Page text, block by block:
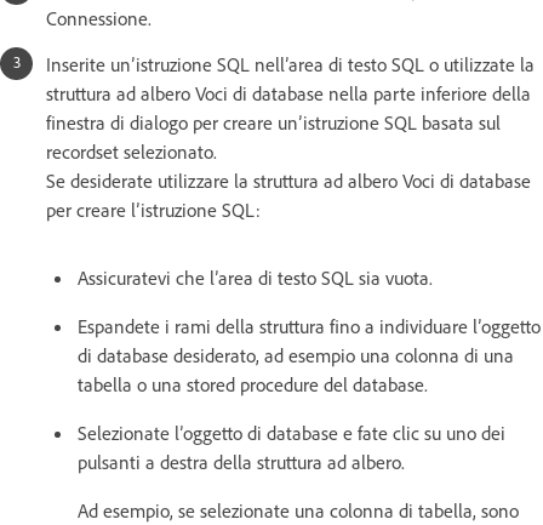
Connessione.
Inserite un’istruzione SQL nell’area di testo SQL o utilizzate la
struttura ad albero Voci di database nella parte inferiore della
finestra di dialogo per creare un’istruzione SQL basata sul
recordset selezionato.
Se desiderate utilizzare la struttura ad albero Voci di database
per creare l’istruzione SQL:
Assicuratevi che l’area di testo SQL sia vuota.
Espandete i rami della struttura fino a individuare l’oggetto
di database desiderato, ad esempio una colonna di una
tabella o una stored procedure del database.
Selezionate l’oggetto di database e fate clic su uno dei
pulsanti a destra della struttura ad albero.
Ad esempio, se selezionate una colonna di tabella, sono